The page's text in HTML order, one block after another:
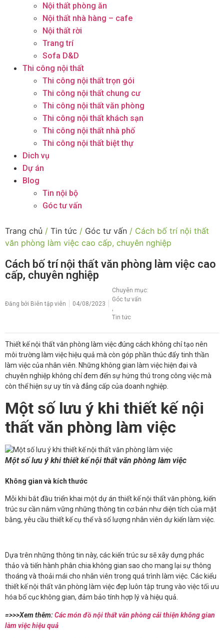
Nội thất phòng ăn
Nội thất nhà hàng – cafe
Nội thất rời
Trang trí
Sofa D&D
Thi công nội thất
Thi công nội thất trọn gói
Thi công nội thất chung cư
Thi công nội thất văn phòng
Thi công nội thất khách sạn
Thi công nội thất nhà phố
Thi công nội thất biệt thự
Dich vụ
Dự án
Blog
Tin nội bộ
Góc tư vấn
Trang chủ / Tin tức / Góc tư vấn / Cách bố trí nội thất
văn phòng làm việc cao cấp, chuyên nghiệp
Cách bố trí nội thất văn phòng làm việc cao
cấp, chuyên nghiệp
Đăng bởi Biên tập viên 04/08/2023
Chuyên mục:
Góc tư vấn
Tin tức
Thiết kế nội thất văn phòng làm việc đúng cách không chỉ tạo nên
môi trường làm việc hiệu quả mà còn góp phần thúc đẩy tinh thần
làm việc của nhân viên. Những không gian làm việc hiện đại và
chuyên nghiệp không chỉ đem đến sự hứng thú trong công việc mà
còn thể hiện sự uy tín và đẳng cấp của doanh nghiệp.
Một số lưu ý khi thiết kế nội
thất văn phòng làm việc
Một số lưu ý khi thiết kế nội thất văn phòng làm việc
Không gian và kích thước
Mỗi khi bắt đầu triển khai một dự án thiết kế nội thất văn phòng, kiến
trúc sư cần nắm vững những thông tin cơ bản như diện tích của mặt
bằng, yêu cầu thiết kế cụ thể và số lượng nhân viên dự kiến làm việc.
Dựa trên những thông tin này, các kiến trúc sư sẽ xây dựng phác
thảo và tiến hành phân chia không gian sao cho mang lại sự thông
thoáng và thoải mái cho nhân viên trong quá trình làm việc. Các kiểu
thiết kế nội thất văn phòng làm việc đẹp luôn tập trung vào việc tối ưu
hóa bố cục không gian, đảm bảo tính hợp lý và hiệu quả.
=>>>Xem thêm:Các món đồ nội thất văn phòng cải thiện không gian
làm việc hiệu quả